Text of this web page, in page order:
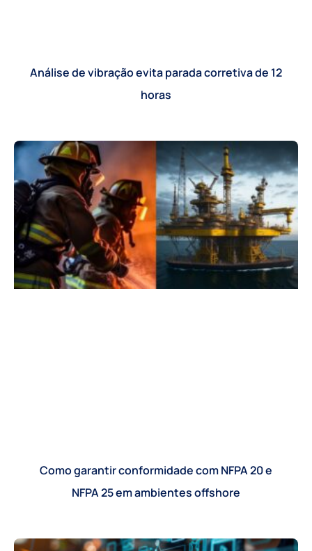
Análise de vibração evita parada corretiva de 12
horas
Como garantir conformidade com NFPA 20 e
NFPA 25 em ambientes offshore